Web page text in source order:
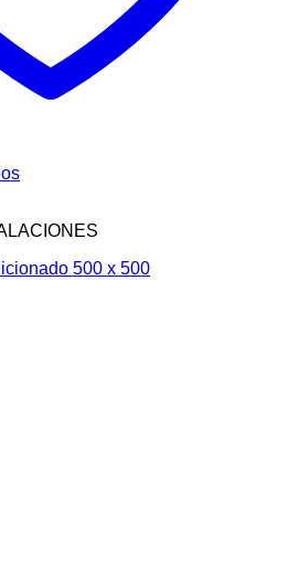
500 x 500